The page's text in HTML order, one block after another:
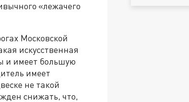
«лежачего
Московской
искусственная
и имеет большую
имеет
не такой
снижать, что,